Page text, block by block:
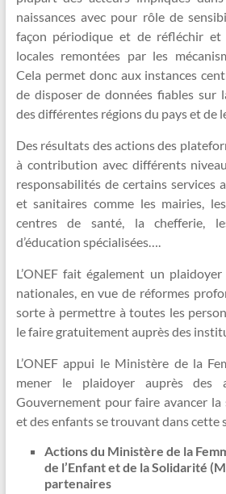
naissances avec pour rôle de
façon périodique et de réfléchir
locales remontées par les
Cela permet donc aux instances
de disposer de données fiables sur
des différentes régions du pays et de
Des résultats des actions des
à contribution avec différents
responsabilités de certains services
et sanitaires comme les mairies,
centres de santé, la chefferie,
d’éducation spécialisées….
L’ONEF fait également un
nationales, en vue de réformes
sorte à permettre à toutes les
le faire gratuitement auprès des
L’ONEF appui le Ministère de la
mener le plaidoyer auprès des
Gouvernement pour faire avancer
et des enfants se trouvant dans cette
Actions du Ministère de la
de l’Enfant et de la Solidarité
partenaires